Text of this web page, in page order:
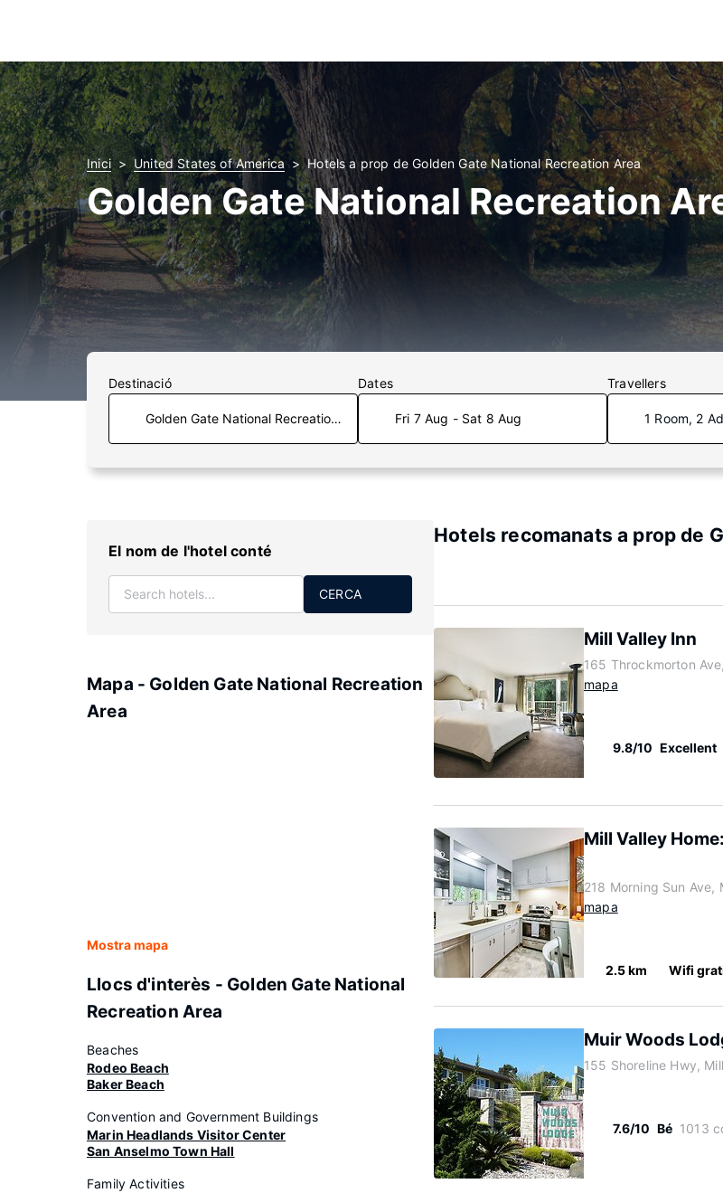
Inici United States of America Hotels a prop de Golden Gate National Recreation Area
Golden Gate National Recreation
Destinació Dates
Fri 7 Aug - Sat 8 Aug
Travellers
1 Room, 2
El nom de l'hotel conté
CERCA
Mapa - Golden Gate National Recreation
Area
Mostra mapa
Llocs d'interès - Golden Gate National
Recreation Area
Beaches
Rodeo Beach
Baker Beach
Convention and Government Buildings
Marin Headlands Visitor Center
San Anselmo Town Hall
Family Activities
Hotels recomanats a prop de
Mill Valley Inn
165 Throckmorton
mapa
9.8/10 Excellent
Mill Valley
218 Morning Sun Ave,
mapa
2.5 km Wifi
Muir Woods
155 Shoreline Hwy,
7.6/10 Bé 1013